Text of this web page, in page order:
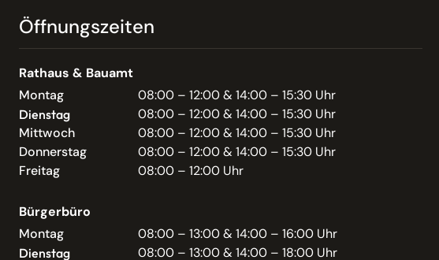
Öffnungszeiten
Rathaus & Bauamt
Montag
08:00 – 12:00 & 14:00 – 15:30 Uhr
Dienstag
08:00 – 12:00 & 14:00 – 15:30 Uhr
Mittwoch
08:00 – 12:00 & 14:00 – 15:30 Uhr
Donnerstag
08:00 – 12:00 & 14:00 – 15:30 Uhr
Freitag
08:00 – 12:00 Uhr
Bürgerbüro
Montag
08:00 – 13:00 & 14:00 – 16:00 Uhr
Dienstag 08:00 – 13:00 & 14:00 – 18:00 Uhr